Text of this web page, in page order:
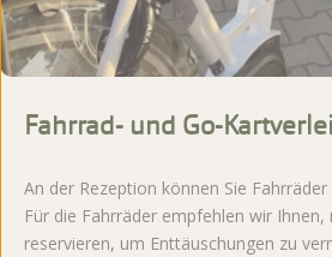
Fahrrad- und Go-
An der Rezeption können Sie
Für die Fahrräder empfehlen wir Ihnen,
reservieren, um Enttäuschungen zu